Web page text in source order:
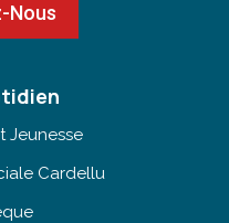
Nous
Jeunesse
Cardellu